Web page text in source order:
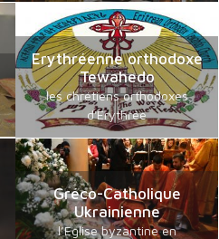
Erythréenne orthodoxe
Tewahedo
les chrétiens orthodoxes
d'Erythrée
Gréco-Catholique
Ukrainienne
l’Eglise byzantine en